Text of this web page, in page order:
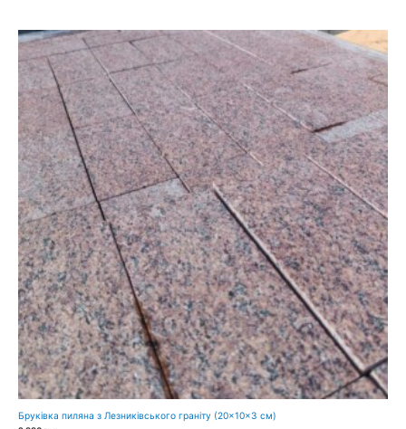
Бруківка пиляна з Лезниківського граніту (20×10×3 см)